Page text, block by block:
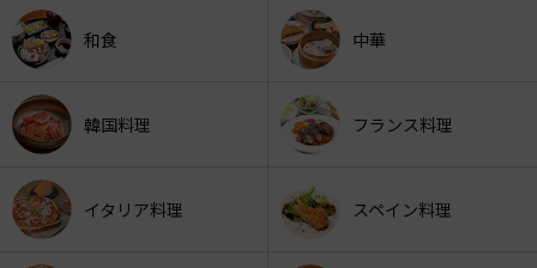
和食 中華
韓国料理 フランス料理
イタリア料理 スペイン料理